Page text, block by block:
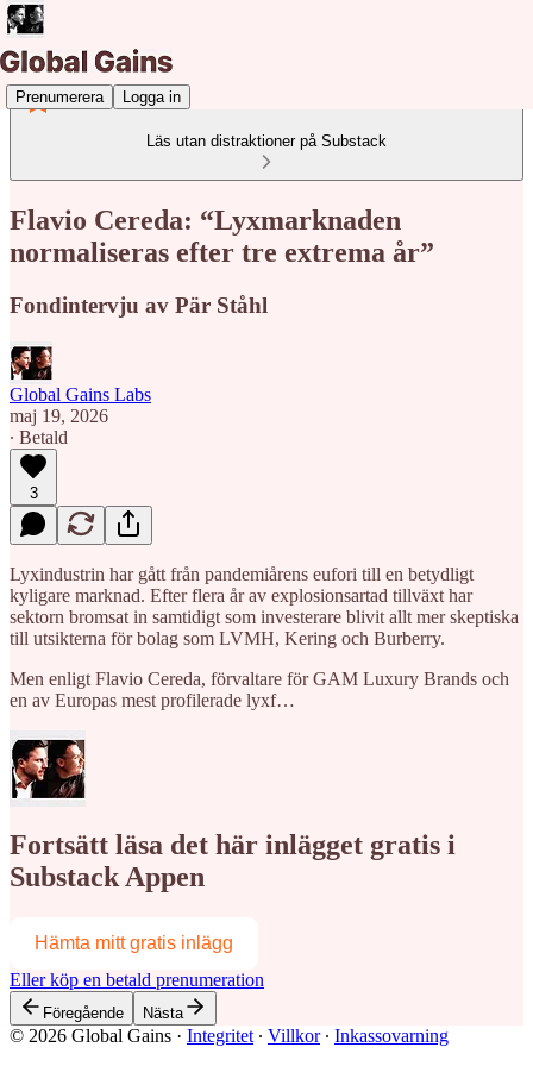
Prenumerera Logga in
Läs utan distraktioner på Substack
Flavio Cereda: “Lyxmarknaden
normaliseras efter tre extrema år”
Fondintervju av Pär Ståhl
Global Gains Labs
maj 19, 2026
∙ Betald
3
Lyxindustrin har gått från pandemiårens eufori till en betydligt
kyligare marknad. Efter flera år av explosionsartad tillväxt har
sektorn bromsat in samtidigt som investerare blivit allt mer skeptiska
till utsikterna för bolag som LVMH, Kering och Burberry.
Men enligt Flavio Cereda, förvaltare för GAM Luxury Brands och
en av Europas mest profilerade lyxf…
Fortsätt läsa det här inlägget gratis i
Substack Appen
Hämta mitt gratis inlägg
Eller köp en betald prenumeration
Föregående Nästa
© 2026 Global Gains · Integritet ∙ Villkor∙ Inkassovarning